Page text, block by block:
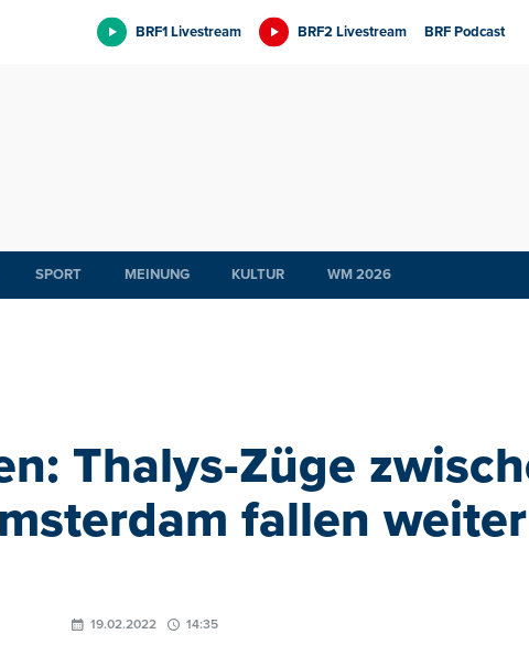
BRF1 Livestream BRF2 Livestream BRF Podcast
SPORT MEINUNG KULTUR WM 2026
Thalys-Züge
fallen
19.02.2022 14:35